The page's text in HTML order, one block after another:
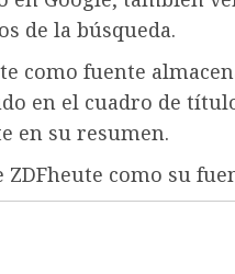
de la búsqueda.
como fuente
en el cuadro de
en su resumen.
como su